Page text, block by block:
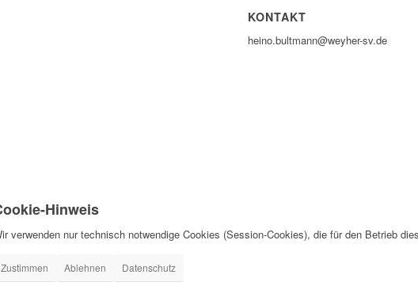
KONTAKT
heino.bultmann@weyher-sv.de
Hinweis
verwenden nur technisch notwendige Cookies (Session-Cookies), die für den Betrieb
Zustimmen Ablehnen Datenschutz